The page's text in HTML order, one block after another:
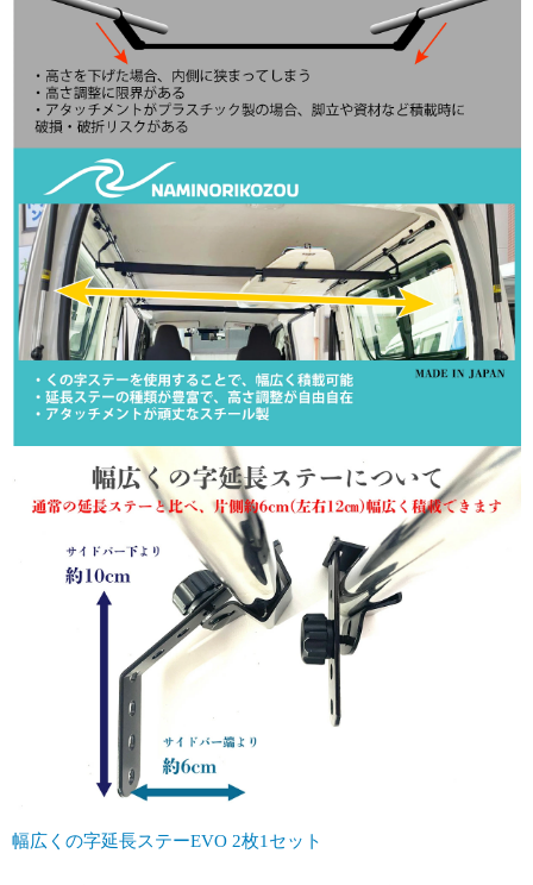
幅広くの字延長ステーEVO 2枚1セット